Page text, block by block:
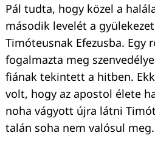
Pál tudta, hogy közel a
második levelét a
Timóteusnak Efezusba. Egy
fogalmazta meg
fiának tekintett a hitben.
volt, hogy az apostol élete
noha vágyott újra látni
talán soha nem valósul meg.